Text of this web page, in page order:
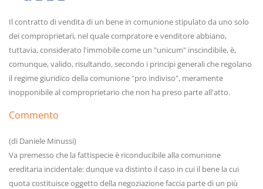
Il contratto di vendita di un bene in comunione stipulato da uno solo
dei comproprietari, nel quale compratore e venditore abbiano,
tuttavia, considerato l'immobile come un "unicum" inscindibile, è,
comunque, valido, risultando, secondo i principi generali che regolano
il regime giuridico della comunione "pro indiviso", meramente
inopponibile al comproprietario che non ha preso parte all'atto.
Commento
(di Daniele Minussi)
Va premesso che la fattispecie è riconducibile alla comunione
ereditaria incidentale: dunque va distinto il caso in cui il bene la cui
quota costituisce oggetto della negoziazione faccia parte di un più